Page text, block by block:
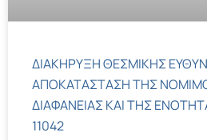
ΔΙΑΚΗΡΥΞΗ ΘΕΣΜΙΚΗΣ
ΑΠΟΚΑΤΑΣΤΑΣΗ ΤΗΣ
ΔΙΑΦΑΝΕΙΑΣ ΚΑΙ ΤΗΣ
11042